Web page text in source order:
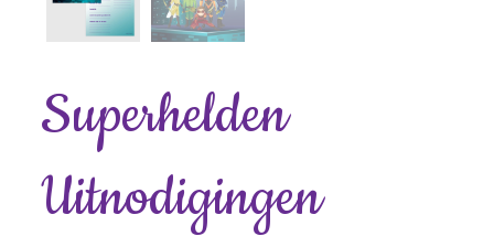
Superhelden
Uitnodigingen